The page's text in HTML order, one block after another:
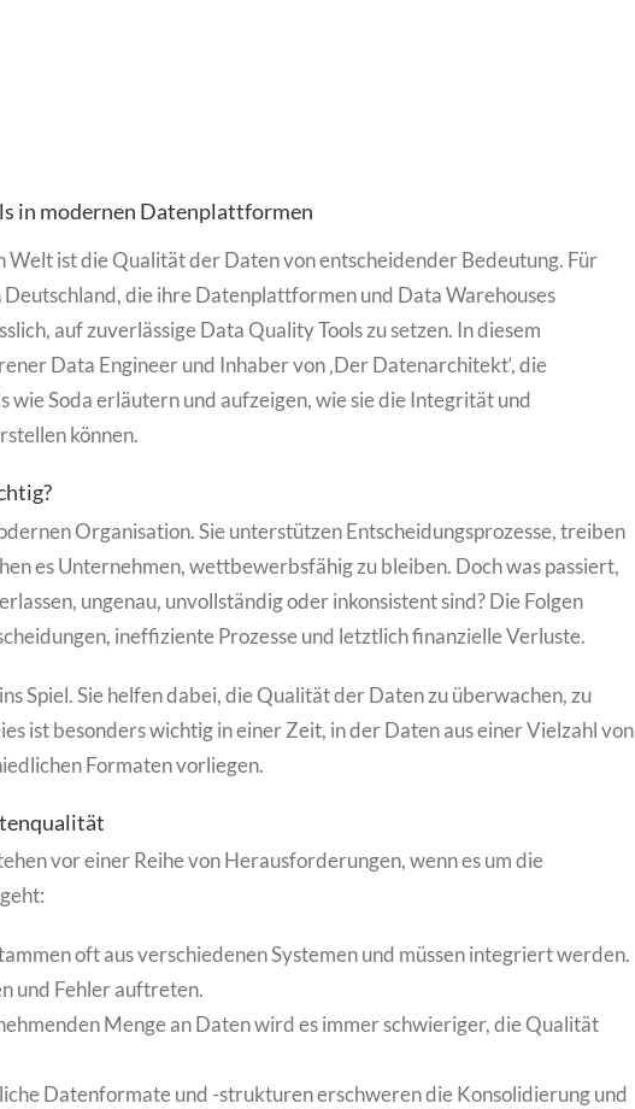
in modernen Datenplattformen
ist die Qualität der Daten von entscheidender Bedeutung. Für
die ihre Datenplattformen und Data Warehouses
auf zuverlässige Data Quality Tools zu setzen. In diesem
Data Engineer und Inhaber von ‚Der Datenarchitekt‘, die
wie Soda erläutern und aufzeigen, wie sie die Integrität und
können.
Organisation. Sie unterstützen Entscheidungsprozesse, treiben
es Unternehmen, wettbewerbsfähig zu bleiben. Doch was passiert,
ungenau, unvollständig oder inkonsistent sind? Die Folgen
ineffiziente Prozesse und letztlich finanzielle Verluste.
Spiel. Sie helfen dabei, die Qualität der Daten zu überwachen, zu
ist besonders wichtig in einer Zeit, in der Daten aus einer Vielzahl von
Formaten vorliegen.
vor einer Reihe von Herausforderungen, wenn es um die
oft aus verschiedenen Systemen und müssen integriert werden.
und Fehler auftreten.
Menge an Daten wird es immer schwieriger, die Qualität
Datenformate und -strukturen erschweren die Konsolidierung und